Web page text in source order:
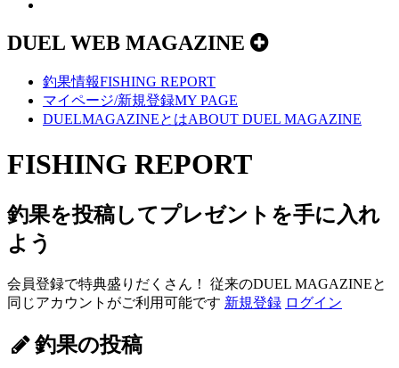
DUEL WEB MAGAZINE
釣果情報FISHING REPORT
マイページ/新規登録MY PAGE
DUELMAGAZINEとはABOUT DUEL MAGAZINE
FISHING REPORT
釣果を投稿してプレゼントを手に入れ
よう
会員登録で特典盛りだくさん！ 従来のDUEL MAGAZINEと
同じアカウントがご利用可能です 新規登録 ログイン
釣果の投稿